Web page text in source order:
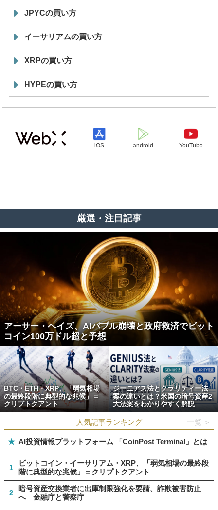
JPYCの買い方
イーサリアムの買い方
XRPの買い方
HYPEの買い方
iOS android YouTube
厳選・注目記事
アーサー・ヘイズ、AIバブル崩壊と政府救済でビット
コイン100万ドル超と予想
BTC・ETH・XRP、「弱気相場
の最終段階に典型的な兆候」＝
クリプトクアント
ジーニアス法とクラリティー法
案の違いとは？米国の暗号資産2
大法案をわかりやすく解説
人気記事ランキング 一覧 ＞
★ AI投資情報プラットフォーム 「CoinPost Terminal」とは
1
ビットコイン・イーサリアム・XRP、「弱気相場の最終段
階に典型的な兆候」＝クリプトクアント
2
暗号資産交換業者に出庫制限強化を要請、詐欺被害防止
へ 金融庁と警察庁